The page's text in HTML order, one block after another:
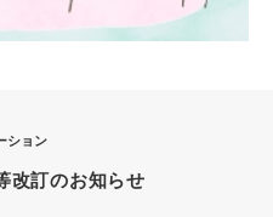
ション
改訂のお知らせ